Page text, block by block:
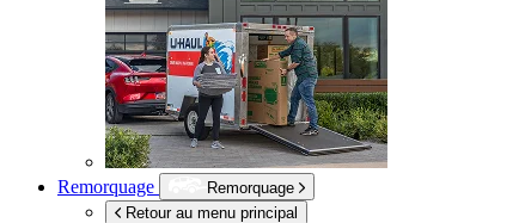
Remorquage
Remorquage
Retour au menu principal